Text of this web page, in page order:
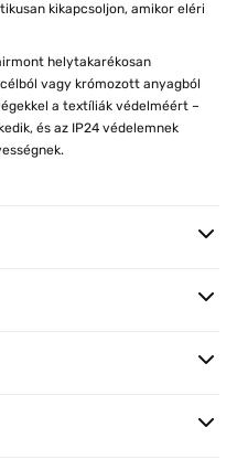
kikapcsoljon, amikor eléri
helytakarékosan
vagy krómozott anyagból
a textíliák védelméért –
és az IP24 védelemnek